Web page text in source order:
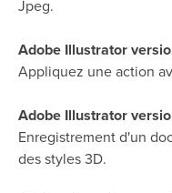
Jpeg.
Adobe Illustrator
Appliquez une
Adobe Illustrator
Enregistrement d'un
des styles 3D.